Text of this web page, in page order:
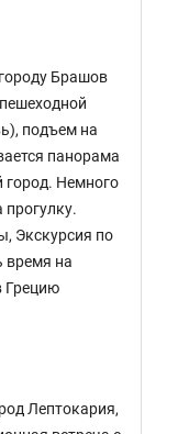
Брашов
подъем на
панорама
город. Немного
прогулку.
Экскурсия по
время на
Грецию
Лептокария,